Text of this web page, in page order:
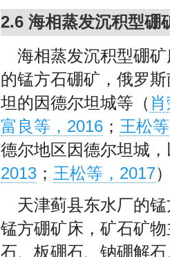
2.6 海相蒸发沉积型硼
海相蒸发沉积型硼
的锰方石硼矿，俄罗
坦的因德尔坦城等（
富良等，2016 ； 王松
德尔地区因德尔坦城
2013 ； 王松等，2017
天津蓟县东水厂的
锰方硼矿床，矿石矿
石、板硼石、钠硼解